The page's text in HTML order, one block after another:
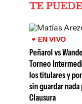
TE
EN VIVO
Peñarol vs
Torneo
los titulares y
sin guardar
Clausura